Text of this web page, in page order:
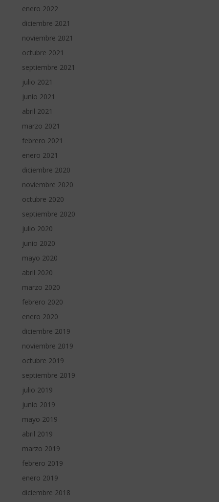
enero 2022
diciembre 2021
noviembre 2021
octubre 2021
septiembre 2021
julio 2021
junio 2021
abril 2021
marzo 2021
febrero 2021
enero 2021
diciembre 2020
noviembre 2020
octubre 2020
septiembre 2020
julio 2020
junio 2020
mayo 2020
abril 2020
marzo 2020
febrero 2020
enero 2020
diciembre 2019
noviembre 2019
octubre 2019
septiembre 2019
julio 2019
junio 2019
mayo 2019
abril 2019
marzo 2019
febrero 2019
enero 2019
diciembre 2018